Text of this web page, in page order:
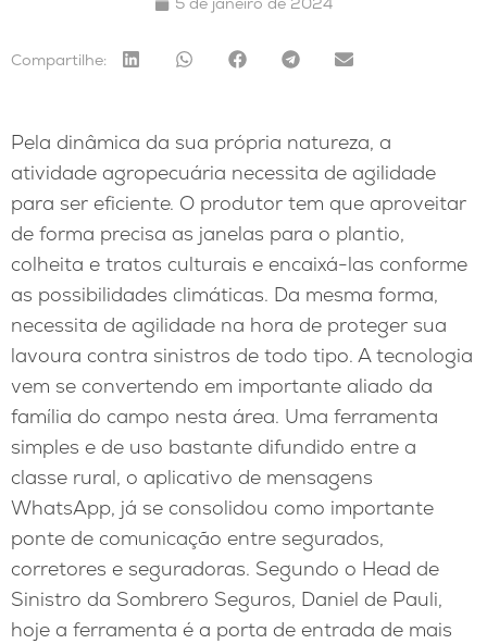
Compartilhe:
Pela dinâmica da sua própria natureza, a
atividade agropecuária necessita de agilidade
para ser eficiente. O produtor tem que aproveitar
de forma precisa as janelas para o plantio,
colheita e tratos culturais e encaixá-las conforme
as possibilidades climáticas. Da mesma forma,
necessita de agilidade na hora de proteger sua
lavoura contra sinistros de todo tipo. A tecnologia
vem se convertendo em importante aliado da
família do campo nesta área. Uma ferramenta
simples e de uso bastante difundido entre a
classe rural, o aplicativo de mensagens
WhatsApp, já se consolidou como importante
ponte de comunicação entre segurados,
corretores e seguradoras. Segundo o Head de
Sinistro da Sombrero Seguros, Daniel de Pauli,
hoje a ferramenta é a porta de entrada de mais